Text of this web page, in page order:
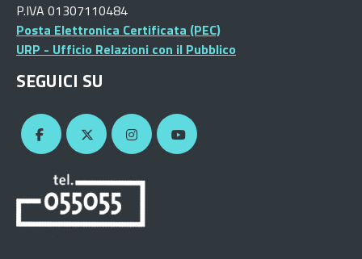
P.IVA 01307110484
Posta Elettronica Certificata (PEC)
URP - Ufficio Relazioni con il Pubblico
SEGUICI SU